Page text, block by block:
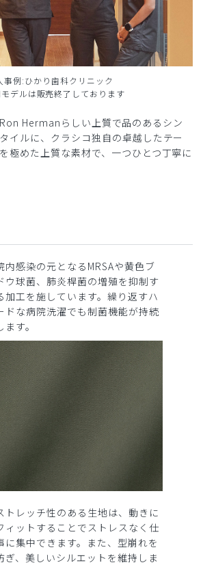
事例:ひかり歯科クリニック
デルは販売終了しております
Hermanらしい上質で品のあるシン
イルに、クラシコ独自の卓越したテー
極めた上質な素材で、一つひとつ丁寧に
内感染の元となるMRSAや黄色ブ
ウ球菌、肺炎桿菌の増殖を抑制す
加工を施しています。繰り返すハ
ドな病院洗濯でも制菌機能が持続
ます。
トレッチ性のある生地は、動きに
ィットすることでストレスなく仕
に集中できます。また、型崩れを
ぎ、美しいシルエットを維持しま